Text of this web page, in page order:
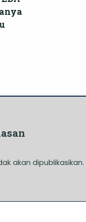
akan dipublikasikan.